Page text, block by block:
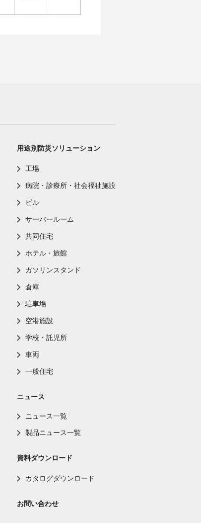
用途別防災ソリューション
工場
病院・診療所・社会福祉施設
ビル
サーバールーム
共同住宅
ホテル・旅館
ガソリンスタンド
倉庫
駐車場
空港施設
学校・託児所
車両
一般住宅
ニュース
ニュース一覧
製品ニュース一覧
資料ダウンロード
カタログダウンロード
お問い合わせ